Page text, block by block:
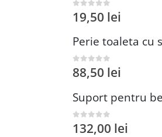
0 out of 5
19,50 lei
0out of 5
88,50 lei
0 out of 5
132,00 lei